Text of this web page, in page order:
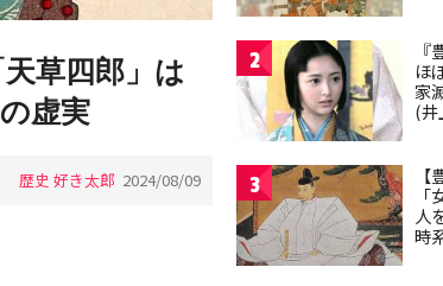
草四郎」は
虚実
歴史 好き太郎 2024/08/09
2
ほ
家
(井
3
人
時